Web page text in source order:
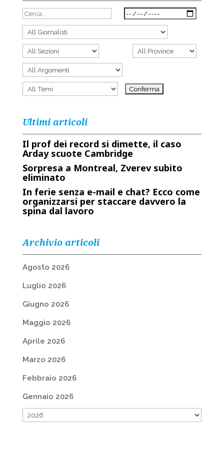
Ultimi articoli
Il prof dei record si dimette, il caso
Arday scuote Cambridge
Sorpresa a Montreal, Zverev subito
eliminato
In ferie senza e-mail e chat? Ecco come
organizzarsi per staccare davvero la
spina dal lavoro
Archivio articoli
Agosto 2026
Luglio 2026
Giugno 2026
Maggio 2026
Aprile 2026
Marzo 2026
Febbraio 2026
Gennaio 2026